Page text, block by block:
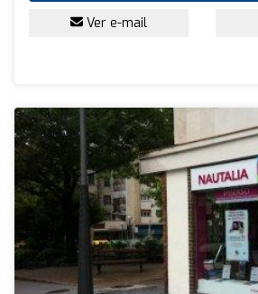
Ver e-mail